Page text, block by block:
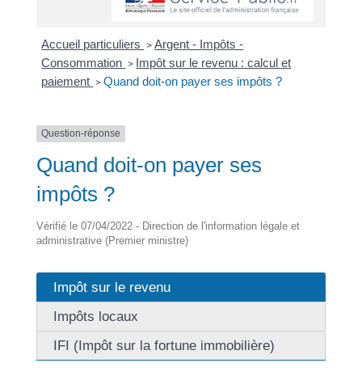
Accueil particuliers >Argent - Impôts -
Consommation > Impôt sur le revenu : calcul et
paiement >Quand doit-on payer ses impôts ?
Question-réponse
Quand doit-on payer ses
impôts ?
Vérifié le 07/04/2022 - Direction de l'information légale et
administrative (Premier ministre)
Impôt sur le revenu
Impôts locaux
IFI (Impôt sur la fortune immobilière)